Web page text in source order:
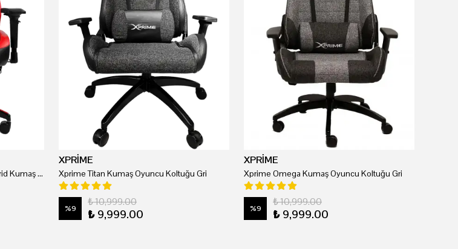
Xprime Tyler Oyuncu Koltuğu Hybrid Kumaş Kırmızı
XPRİME
Xprime Titan Kumaş Oyuncu Koltuğu Gri
%9
₺ 10,999.00
₺ 9,999.00
XPRİME
Xprime Omega Kumaş Oyuncu Koltuğu Gri
%9
₺ 10,999.00
₺ 9,999.00